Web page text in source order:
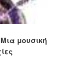
Μια μουσική